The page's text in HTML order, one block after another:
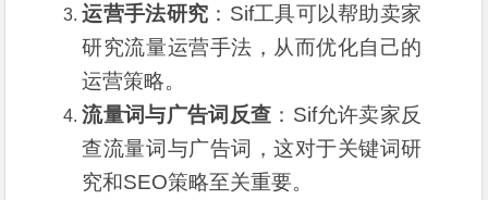
运营手法研究 ：Sif工具可以帮助卖家
研究流量运营手法，从而优化自己的
运营策略。
流量词与广告词反查 ：Sif允许卖家反
查流量词与广告词，这对于关键词研
究和SEO策略至关重要。